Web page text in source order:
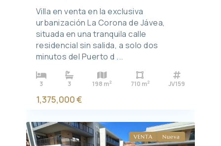
Villa en venta en la exclusiva
urbanización La Corona de Jávea,
situada en una tranquila calle
residencial sin salida, a solo dos
minutos del Puerto d ...
3 3 198 m2 710 m2 JV159
1,375,000 €
VENTA Nueva